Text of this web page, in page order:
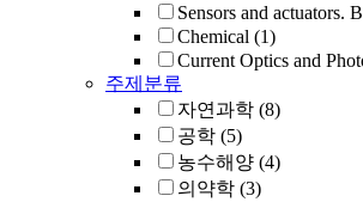
Sensors and actuators. B
Chemical (1)
Current Optics and
주제분류
자연과학 (8)
공학 (5)
농수해양 (4)
의약학 (3)